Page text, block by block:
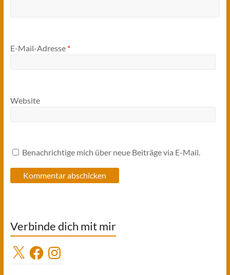
E-Mail-Adresse *
Website
Benachrichtige mich über neue Beiträge via E-Mail.
Verbinde dich mit mir
X FacebookInstagram